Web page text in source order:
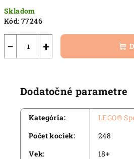
cena:
Skladom
Kód: 77246
+
−
Dodatočné parametre
Kategória:
LEGO®
Počet kociek:
248
Vek:
18+